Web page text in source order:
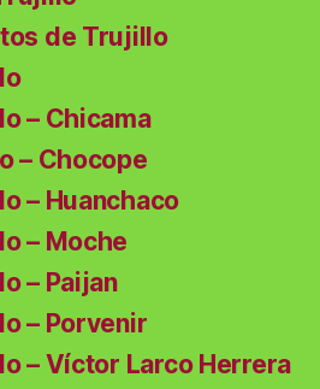
de Trujillo
– Chicama
– Chocope
– Huanchaco
– Moche
– Paijan
– Porvenir
– Víctor Larco Herrera